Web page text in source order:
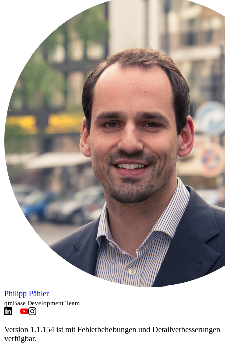
Philipp Pähler
qmBase Development Team
Version 1.1.154 ist mit Fehlerbehebungen und Detailverbesserungen
verfügbar.